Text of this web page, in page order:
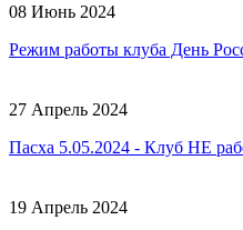
08 Июнь 2024
Режим работы клуба День
27 Апрель 2024
Пасха 5.05.2024 - Клуб НЕ
19 Апрель 2024